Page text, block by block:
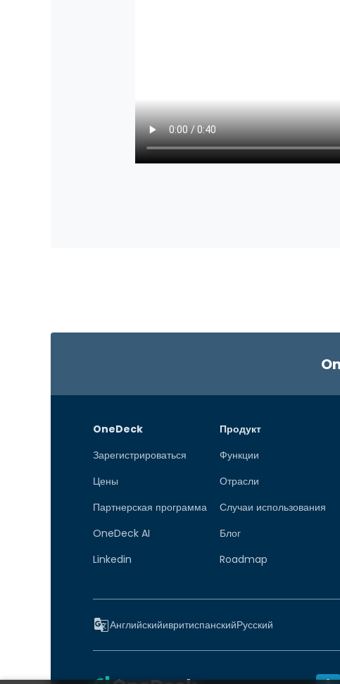
OneDeck
Зарегистрироваться
Цены
Партнерская программа
OneDeck AI
Linkedin
Продукт
Функции
Отрасли
Случаи использования
Блог
Roadmap
АнглийскийивритиспанскийРусский